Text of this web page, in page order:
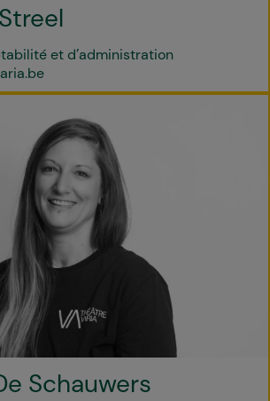
et d’administration
Schauwers